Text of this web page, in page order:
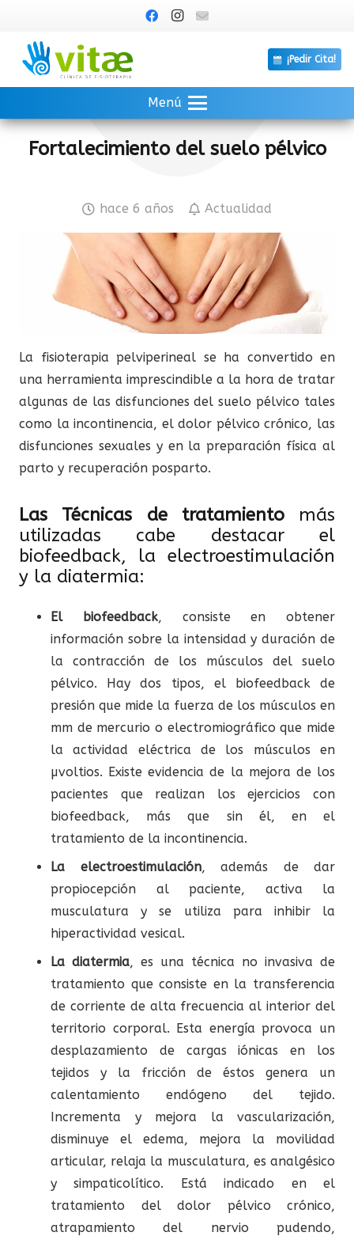
¡Pedir Cita!
Menú
Fortalecimiento del suelo pélvico
hace 6 años Actualidad
La fisioterapia pelviperineal se ha convertido en
una herramienta imprescindible a la hora de tratar
algunas de las disfunciones del suelo pélvico tales
como la incontinencia, el dolor pélvico crónico, las
disfunciones sexuales y en la preparación física al
parto y recuperación posparto.
Las Técnicas de tratamientomás
utilizadas cabe destacar el
biofeedback, la electroestimulación
y la diatermia:
El biofeedback, consiste en obtener
información sobre la intensidad y duración de
la contracción de los músculos del suelo
pélvico. Hay dos tipos, el biofeedback de
presión que mide la fuerza de los músculos en
mm de mercurio o electromiográfico que mide
la actividad eléctrica de los músculos en
µvoltios. Existe evidencia de la mejora de los
pacientes que realizan los ejercicios con
biofeedback, más que sin él, en el
tratamiento de la incontinencia.
La electroestimulación, además de dar
propiocepción al paciente, activa la
musculatura y se utiliza para inhibir la
hiperactividad vesical.
La diatermia, es una técnica no invasiva de
tratamiento que consiste en la transferencia
de corriente de alta frecuencia al interior del
territorio corporal. Esta energía provoca un
desplazamiento de cargas iónicas en los
tejidos y la fricción de éstos genera un
calentamiento endógeno del tejido.
Incrementa y mejora la vascularización,
disminuye el edema, mejora la movilidad
articular, relaja la musculatura, es analgésico
y simpaticolítico. Está indicado en el
tratamiento del dolor pélvico crónico,
atrapamiento del nervio pudendo,